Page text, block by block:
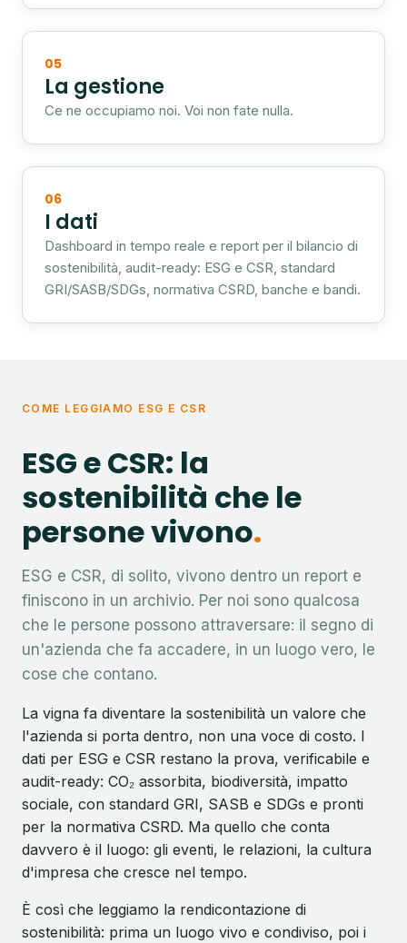
05
La gestione
Ce ne occupiamo noi. Voi non fate nulla.
06
I dati
Dashboard in tempo reale e report per il bilancio di
sostenibilità, audit-ready: ESG e CSR, standard
GRI/SASB/SDGs, normativa CSRD, banche e bandi.
COME LEGGIAMO ESG E CSR
ESG e CSR: la
sostenibilità che le
persone vivono
ESG e CSR, di solito, vivono dentro un report e
finiscono in un archivio. Per noi sono qualcosa
che le persone possono attraversare: il segno di
un'azienda che fa accadere, in un luogo vero, le
cose che contano.
La vigna fa diventare la sostenibilità un valore che
l'azienda si porta dentro, non una voce di costo. I
dati per ESG e CSR restano la prova, verificabile e
audit-ready: CO₂ assorbita, biodiversità, impatto
sociale, con standard GRI, SASB e SDGs e pronti
per la normativa CSRD. Ma quello che conta
davvero è il luogo: gli eventi, le relazioni, la cultura
d'impresa che cresce nel tempo.
È così che leggiamo la rendicontazione di
sostenibilità: prima un luogo vivo e condiviso, poi i